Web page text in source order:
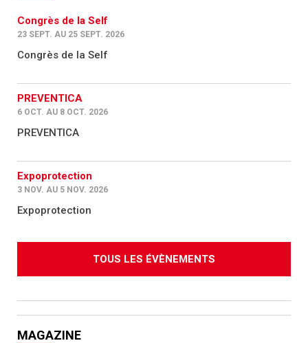
Congrès de la Self
23 SEPT. AU 25 SEPT. 2026
Congrès de la Self
PREVENTICA
6 OCT. AU 8 OCT. 2026
PREVENTICA
Expoprotection
3 NOV. AU 5 NOV. 2026
Expoprotection
TOUS LES ÉVÈNEMENTS
MAGAZINE